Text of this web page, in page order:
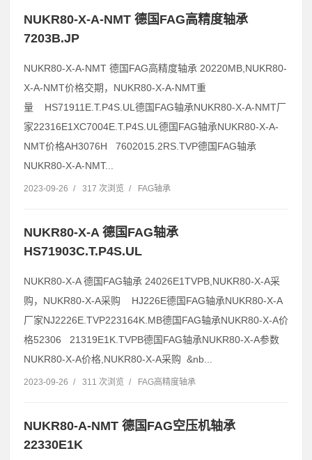
NUKR80-X-A-NMT 德国FAG高精度轴承
7203B.JP
NUKR80-X-A-NMT 德国FAG高精度轴承 20220MB,NUKR80-
X-A-NMT价格交期，NUKR80-X-A-NMT重
量 HS71911E.T.P4S.UL德国FAG轴承NUKR80-X-A-NMT厂
家22316E1XC7004E.T.P4S.UL德国FAG轴承NUKR80-X-A-
NMT价格AH3076H 7602015.2RS.TVP德国FAG轴承
NUKR80-X-A-NMT...
2023-09-26 / 317 次浏览 / FAG轴承
NUKR80-X-A 德国FAG轴承
HS71903C.T.P4S.UL
NUKR80-X-A 德国FAG轴承 24026E1TVPB,NUKR80-X-A采
购，NUKR80-X-A采购 HJ226E德国FAG轴承NUKR80-X-A
厂家NJ2226E.TVP223164K.MB德国FAG轴承NUKR80-X-A价
格52306 21319E1K.TVPB德国FAG轴承NUKR80-X-A参数
NUKR80-X-A价格,NUKR80-X-A采购 &nb...
2023-09-26 / 311 次浏览 / FAG高精度轴承
NUKR80-A-NMT 德国FAG空压机轴承
22330E1K